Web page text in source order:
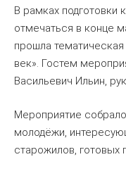
В рамках подготовки
отмечаться в конце
прошла
век». Гостем
Васильевич Ильин,
Мероприятие
молодёжи,
старожилов, готовых